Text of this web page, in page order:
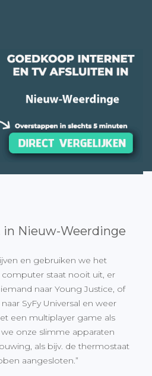
in Nieuw-Weerdinge
en gebruiken we het
staat nooit uit, er
naar Young Justice, of
SyFy Universal en weer
een multiplayer game als
onze slimme apparaten
als bijv. de thermostaat
aangesloten.”